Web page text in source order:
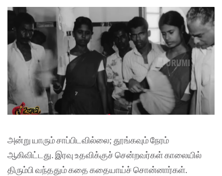
அன்று யாரும் சாப்பிடவில்லை; தூங்கவும் நேரம்
ஆகிவிட்டது. இரவு உதவிக்குச் சென்றவர்கள் காலையில்
திரும்பி வந்ததும் கதை கதையாய்ச் சொன்னார்கள்.